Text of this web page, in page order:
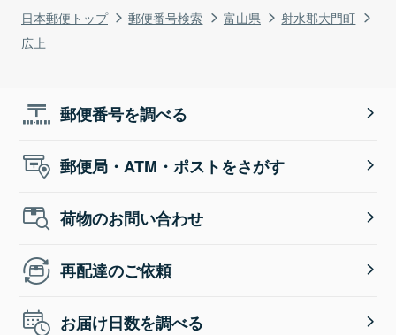
日本郵便トップ 郵便番号検索 富山県
射水郡大門町
広上
郵便番号を調べる
郵便局・ATM・ポストをさがす
荷物のお問い合わせ
再配達のご依頼
お届け日数を調べる